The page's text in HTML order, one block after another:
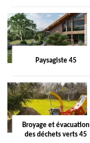
Paysagiste 45
Broyage et évacuation
des déchets verts 45